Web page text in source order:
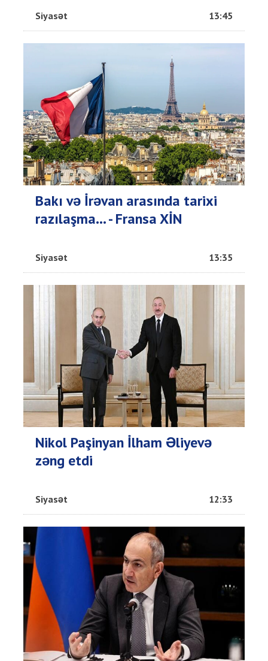
Siyasət 13:45
Bakı və İrəvan arasında tarixi
razılaşma... - Fransa XİN
Siyasət 13:35
Nikol Paşinyan İlham Əliyevə
zəng etdi
Siyasət 12:33